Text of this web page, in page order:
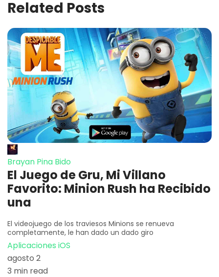
Related Posts
Brayan Pina Bido
El Juego de Gru, Mi Villano
Favorito: Minion Rush ha Recibido
una
El videojuego de los traviesos Minions se renueva
completamente, le han dado un dado giro
Aplicaciones iOS
agosto 2
3 min read